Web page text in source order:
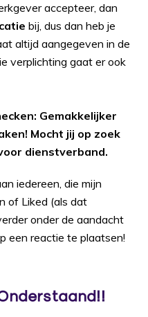
accepteer, dan
bij, dus dan heb je
altijd aangegeven in de
verplichting gaat er ook
Gemakkelijker
Mocht jij op zoek
dienstverband.
iedereen, die mijn
of Liked (als dat
onder de aandacht
een reactie te plaatsen!